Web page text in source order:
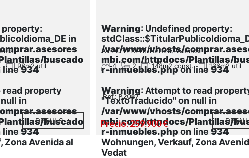
property:
in
buscado
line934
read property
in
buscado
line 934
Zona Avenida al
98m2 util
DETAILS
Warning: Undefined property:
/var/www/vhosts/
mbi.com/httpdocs/Plantillas/
r-inmuebles.phpon line934
Warning: Attempt to read
"TextoTraducido" on null in
/var/www/vhosts/
mbi.com/httpdocs/Plantillas/
r-inmuebles.php on line934
Wohnungen, Verkauf, Zona
Vedat
AV AL VEDAT, Torrent, Valencia
4 2 148m2 const. 136m2 util
Ref.: P2087
Precio: 259.900 €